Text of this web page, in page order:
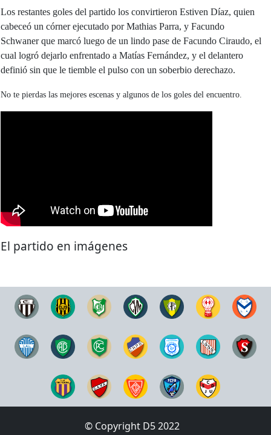
Los restantes goles del partido los convirtieron Estiven Díaz, quien
cabeceó un córner ejecutado por Mathias Parra, y Facundo
Schwaner que marcó luego de un lindo pase de Facundo Ciraudo, el
cual logró dejarlo enfrentado a Matías Fernández, y el delantero
definió sin que le tiemble el pulso con un soberbio derechazo.
No te pierdas las mejores escenas y algunos de los goles del encuentro.
El partido en imágenes
© Copyright D5 2022